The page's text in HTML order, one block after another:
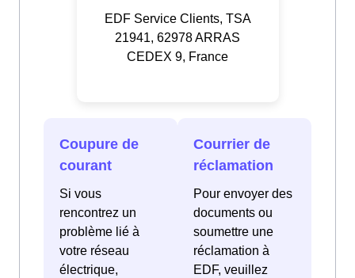
EDF Service Clients, TSA
21941, 62978 ARRAS
CEDEX 9, France
Coupure de
courant
Si vous
rencontrez un
problème lié à
votre réseau
électrique,
Courrier de
réclamation
Pour envoyer des
documents ou
soumettre une
réclamation à
EDF, veuillez